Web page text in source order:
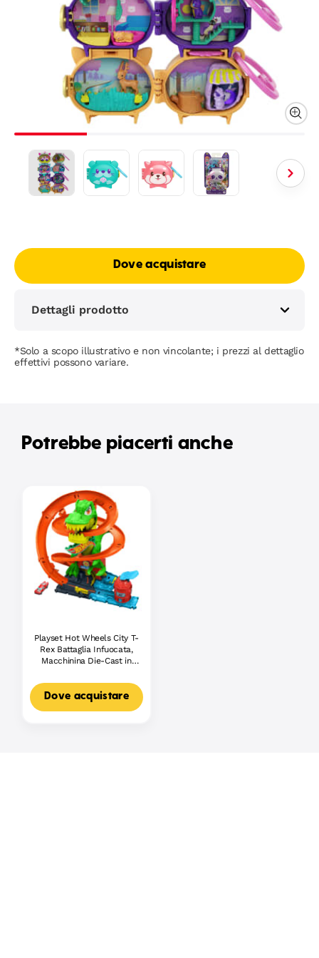
Dove acquistare
Dettagli prodotto
*Solo a scopo illustrativo e non vincolante; i prezzi al dettaglio
effettivi possono variare.
Potrebbe piacerti anche
Playset Hot Wheels City T-
Rex Battaglia Infuocata,
Macchinina Die-Cast in
Nemico
Dove acquistare